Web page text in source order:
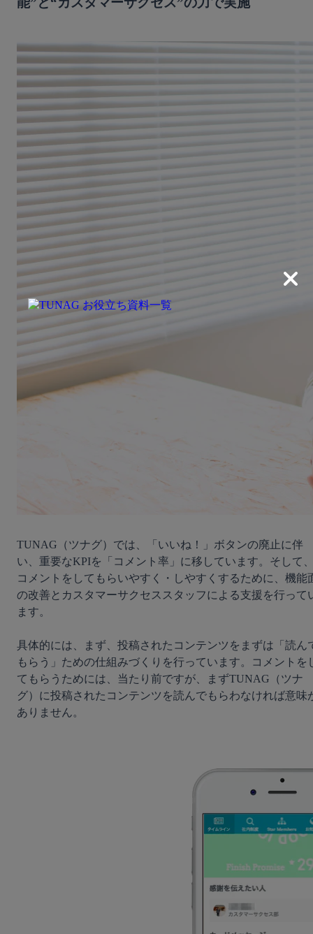
TUNAG（ツナグ）では、「いいね！」ボタンの廃止に伴
い、重要なKPIを「コメント率」に移しています。そして
コメントをしてもらいやすく・しやすくするために、機能
の改善とカスタマーサクセススタッフによる支援を行って
ます。
具体的には、まず、投稿されたコンテンツをまずは「読ん
もらう」ための仕組みづくりを行っています。コメントを
てもらうためには、当たり前ですが、まずTUNAG（ツナ
グ）に投稿されたコンテンツを読んでもらわなければ意味
ありません。